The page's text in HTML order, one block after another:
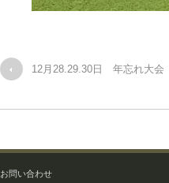
12月28.29.30日 年忘れ大
お問い合わせ